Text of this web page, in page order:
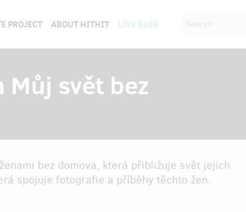
PROJECT ABOUT HITHIT LIVE BLOG
Můj svět bez
bez domova, která přibližuje svět jejich
spojuje fotografie a příběhy těchto žen.